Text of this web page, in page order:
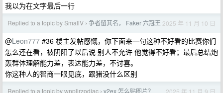
我以为在文字最后一行
Replied to a topic by SmallV › 争者留其名， Faker 六冠王 2025 年 11 月 10 日
@Leon777 #36 楼主发帖感慨，你下面来一句这种不好看的比赛你们
怎么还在看，被阴阳了以后说 别人不允许 他觉得不好看；最后总结炮
轰群体理解能力差，表达能力差，不讨喜。
你这种人的智商一眼见底，跟猪没什么区别
Replied to a topic by wnpllrzodiac › v2ex 怎么贴图片？ 2025 年 11 月 9 日